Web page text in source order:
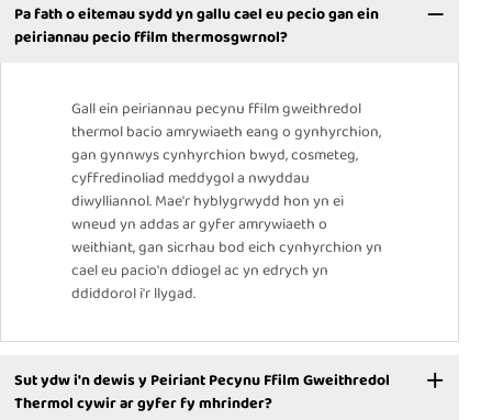
Pa fath o eitemau sydd yn gallu cael eu pecio gan ein
peiriannau pecio ffilm thermosgwrnol?
Gall ein peiriannau pecynu ffilm gweithredol
thermol bacio amrywiaeth eang o gynhyrchion,
gan gynnwys cynhyrchion bwyd, cosmeteg,
cyffredinoliad meddygol a nwyddau
diwylliannol. Mae'r hyblygrwydd hon yn ei
wneud yn addas ar gyfer amrywiaeth o
weithiant, gan sicrhau bod eich cynhyrchion yn
cael eu pacio'n ddiogel ac yn edrych yn
ddiddorol i'r llygad.
Sut ydw i'n dewis y Peiriant Pecynu Ffilm Gweithredol
Thermol cywir ar gyfer fy mhrinder?